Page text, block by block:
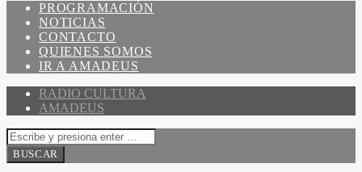
PROGRAMACIÓN
NOTICIAS
CONTACTO
QUIENES SOMOS
IR A AMADEUS
RADIO CULTURA
AMADEUS